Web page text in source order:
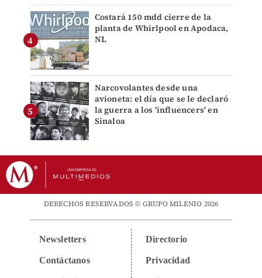
Costará 150 mdd cierre de la
planta de Whirlpool en Apodaca,
NL
Narcovolantes desde una
avioneta: el día que se le declaró
la guerra a los 'influencers' en
Sinaloa
DERECHOS RESERVADOS © GRUPO MILENIO 2026
Newsletters
Contáctanos
Directorio
Privacidad